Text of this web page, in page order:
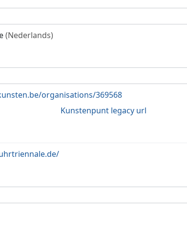
(Nederlands)
organisations/369568
Kunstenpunt legacy url